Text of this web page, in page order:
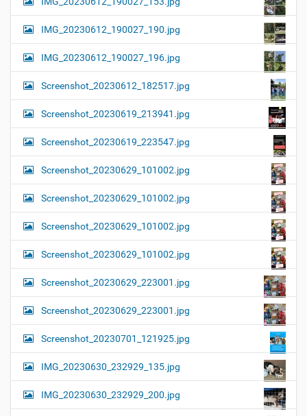
IMG_20230612_190027_190.jpg
IMG_20230612_190027_196.jpg
Screenshot_20230612_182517.jpg
Screenshot_20230619_213941.jpg
Screenshot_20230619_223547.jpg
Screenshot_20230629_101002.jpg
Screenshot_20230629_101002.jpg
Screenshot_20230629_101002.jpg
Screenshot_20230629_101002.jpg
Screenshot_20230629_223001.jpg
Screenshot_20230629_223001.jpg
Screenshot_20230701_121925.jpg
IMG_20230630_232929_135.jpg
IMG_20230630_232929_200.jpg